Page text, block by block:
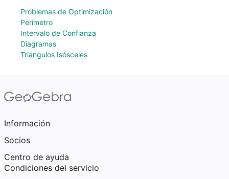
Problemas de Optimización
Perímetro
Intervalo de Confianza
Diagramas
Triángulos Isósceles
Información
Socios
Centro de ayuda
Condiciones del servicio